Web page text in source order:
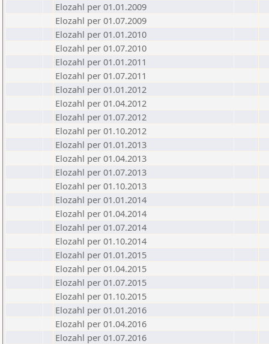
Elozahl per 01.01.2009
Elozahl per 01.07.2009
Elozahl per 01.01.2010
Elozahl per 01.07.2010
Elozahl per 01.01.2011
Elozahl per 01.07.2011
Elozahl per 01.01.2012
Elozahl per 01.04.2012
Elozahl per 01.07.2012
Elozahl per 01.10.2012
Elozahl per 01.01.2013
Elozahl per 01.04.2013
Elozahl per 01.07.2013
Elozahl per 01.10.2013
Elozahl per 01.01.2014
Elozahl per 01.04.2014
Elozahl per 01.07.2014
Elozahl per 01.10.2014
Elozahl per 01.01.2015
Elozahl per 01.04.2015
Elozahl per 01.07.2015
Elozahl per 01.10.2015
Elozahl per 01.01.2016
Elozahl per 01.04.2016
Elozahl per 01.07.2016